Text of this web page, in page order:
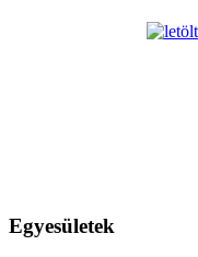
Egyesületek